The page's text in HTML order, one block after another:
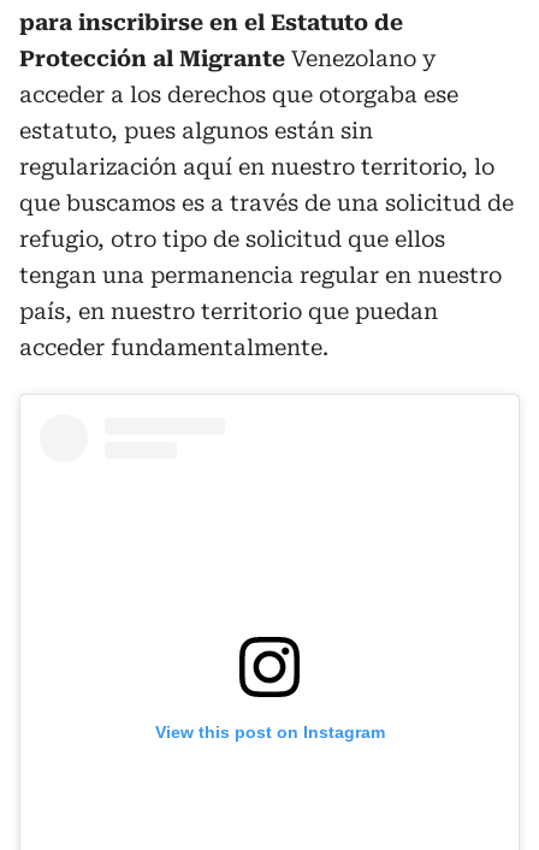
para inscribirse en el Estatuto de
Protección al Migrante Venezolano y
acceder a los derechos que otorgaba ese
estatuto, pues algunos están sin
regularización aquí en nuestro territorio, lo
que buscamos es a través de una solicitud de
refugio, otro tipo de solicitud que ellos
tengan una permanencia regular en nuestro
país, en nuestro territorio que puedan
acceder fundamentalmente.
View this post on Instagram